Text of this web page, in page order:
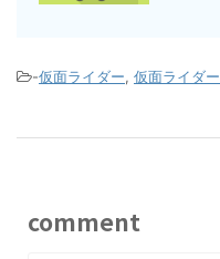
-仮面ライダー, 仮面ライダ
comment